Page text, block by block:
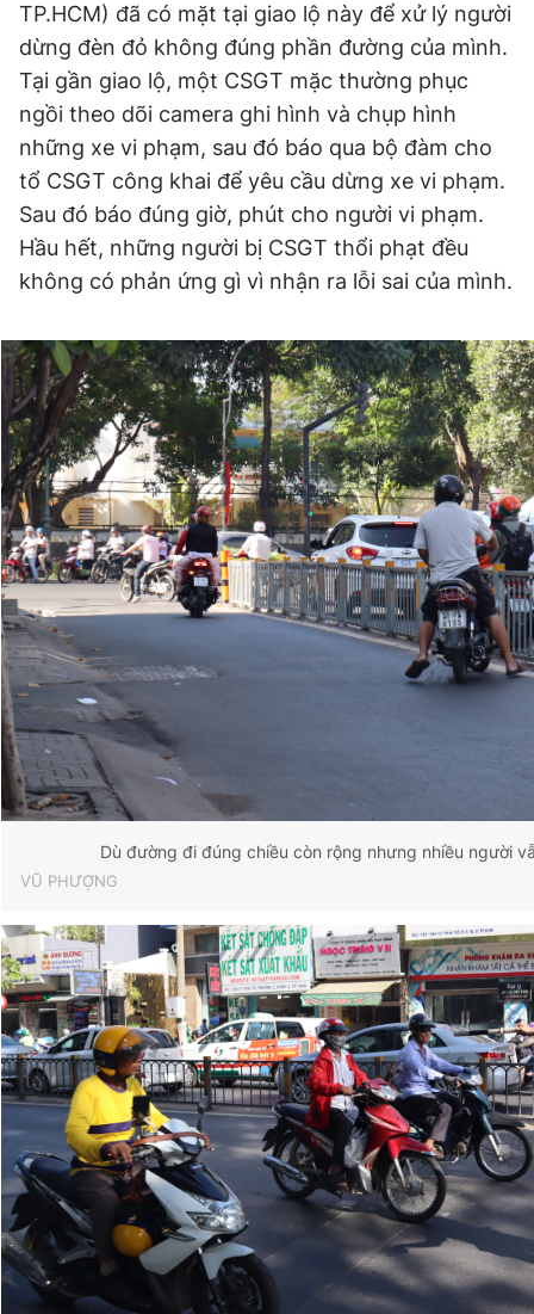
TP.HCM) đã có mặt tại giao lộ này để xử lý người
dừng đèn đỏ không đúng phần đường của mình.
Tại gần giao lộ, một CSGT mặc thường phục
ngồi theo dõi camera ghi hình và chụp hình
những xe vi phạm, sau đó báo qua bộ đàm cho
tổ CSGT công khai để yêu cầu dừng xe vi phạm.
Sau đó báo đúng giờ, phút cho người vi phạm.
Hầu hết, những người bị CSGT thổi phạt đều
không có phản ứng gì vì nhận ra lỗi sai của mình.
Dù đường đi đúng chiều còn rộng nhưng nhiều người
VŨ PHƯỢNG